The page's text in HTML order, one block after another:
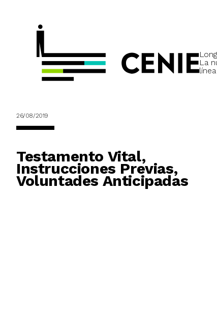
La
26/08/2019
Testamento Vital,
Instrucciones Previas,
Voluntades Anticipadas